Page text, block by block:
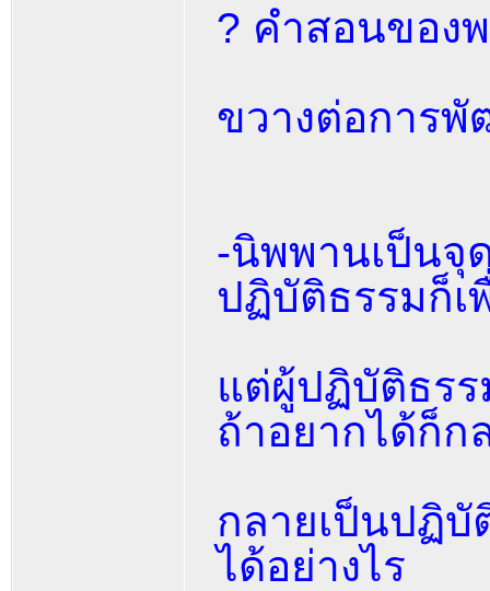
? คำสอนของ
ขวางต่อการ
-นิพพานเป็นจุ
ปฏิบัติธรรมก็
แต่ผู้ปฏิบัติธรร
ถ้าอยากได้ก็
กลายเป็นปฏิบั
ได้อย่างไร